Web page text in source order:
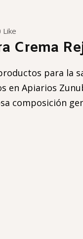
Like
Crema
para la
en Apiarios
composición